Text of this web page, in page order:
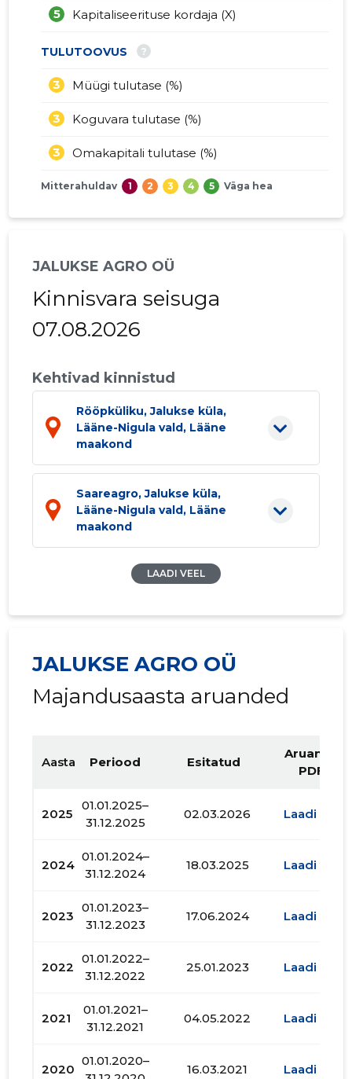
Kapitaliseerituse kordaja (X)
5
TULUTOOVUS ?
Müügi tulutase (%)
3
Koguvara tulutase (%)
3
Omakapitali tulutase (%)
3
Mitterahuldav 1 2 3 4 5 Väga hea
JALUKSE AGRO OÜ
Kinnisvara seisuga
07.08.2026
Kehtivad kinnistud
Rööpküliku, Jalukse küla,
Lääne-Nigula vald, Lääne
maakond
Saareagro, Jalukse küla,
Lääne-Nigula vald, Lääne
maakond
LAADI VEEL
JALUKSE AGRO OÜ
Majandusaasta aruanded
Aasta Periood Esitatud
Aruande
PDF
2025
01.01.2025–
31.12.2025
02.03.2026 Laadi alla
2024
01.01.2024–
31.12.2024
18.03.2025 Laadi alla
2023
01.01.2023–
31.12.2023
17.06.2024 Laadi alla
2022
01.01.2022–
31.12.2022
25.01.2023 Laadi alla
2021
01.01.2021–
31.12.2021
04.05.2022 Laadi alla
2020
01.01.2020–
16.03.2021 Laadi alla